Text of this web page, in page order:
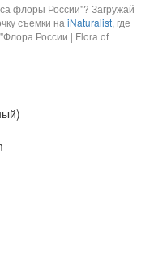
флоры России"? Загружай
съемки на iNaturalist, где
России | Flora of